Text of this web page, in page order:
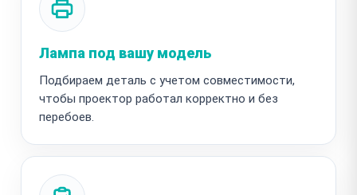
Лампа под вашу модель
Подбираем деталь с учетом совместимости,
чтобы проектор работал корректно и без
перебоев.